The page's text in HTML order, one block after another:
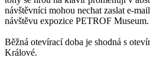
návštěvníci mohou nechat zaslat e-
návštěvu expozice PETROF Museum.
Běžná otevírací doba je shodná s
Králové.